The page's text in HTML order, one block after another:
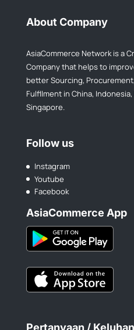
About Company
AsiaCommerce Network is a
Company that helps to
better Sourcing,
Fulfllment in China,
Singapore.
Follow us
Instagram
Youtube
Facebook
AsiaCommerce App
Pertanyaan / Keluhan